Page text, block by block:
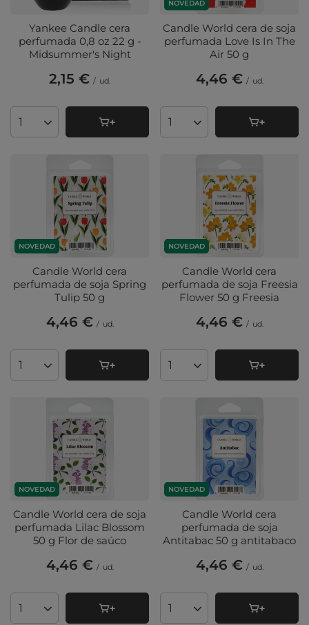
Yankee Candle cera
perfumada 0,8 oz 22 g -
Midsummer's Night
2,15 € / ud.
Cantidad de productos
NOVEDAD
Candle World cera de soja
perfumada Love Is In The
Air 50 g
4,46 € / ud.
Cantidad de productos
NOVEDAD
Candle World cera
perfumada de soja Spring
Tulip 50 g
4,46 € / ud.
Cantidad de productos
NOVEDAD
Candle World cera
perfumada de soja Freesia
Flower 50 g Freesia
4,46 € / ud.
Cantidad de productos
NOVEDAD
Candle World cera de soja
perfumada Lilac Blossom
50 g Flor de saúco
4,46 € / ud.
Cantidad de productos
NOVEDAD
Candle World cera
perfumada de soja
Antitabac 50 g antitabaco
4,46 € / ud.
Cantidad de productos